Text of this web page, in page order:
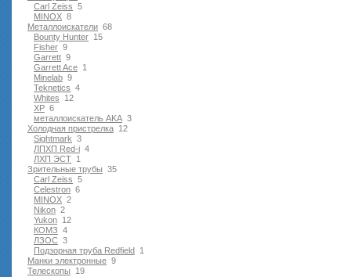
5
Carl Zeiss
8
MINOX
68
Металлоискатели
15
Bounty Hunter
9
Fisher
9
Garrett
1
Garrett Ace
9
Minelab
4
Teknetics
12
Whites
6
XP
3
металлоискатель AKA
12
Холодная пристрелка
3
Sightmark
4
ЛПХП Red-i
1
ЛХП ЭСТ
35
Зрительные трубы
5
Carl Zeiss
6
Celestron
2
MINOX
2
Nikon
12
Yukon
4
КОМЗ
3
ЛЗОС
1
Подзорная труба Redfield
9
Манки электронные
19
Телескопы